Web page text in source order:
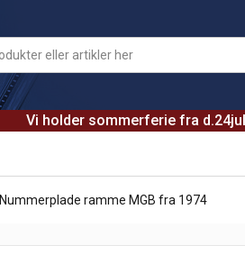
Vi holder sommerferie fra
Nummerplade ramme MGB fra 1974